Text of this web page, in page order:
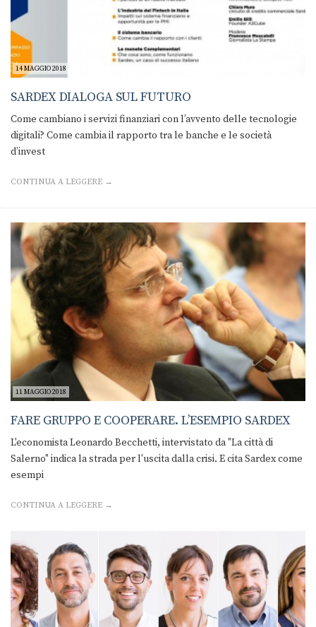
14 MAGGIO 2018
SARDEX DIALOGA SUL FUTURO
Come cambiano i servizi finanziari con l’avvento delle tecnologie
digitali? Come cambia il rapporto tra le banche e le società
d’invest
CONTINUA A LEGGERE →
11 MAGGIO 2018
FARE GRUPPO E COOPERARE. L’ESEMPIO SARDEX
L'economista Leonardo Becchetti, intervistato da "La città di
Salerno" indica la strada per l'uscita dalla crisi. E cita Sardex come
esempi
CONTINUA A LEGGERE →